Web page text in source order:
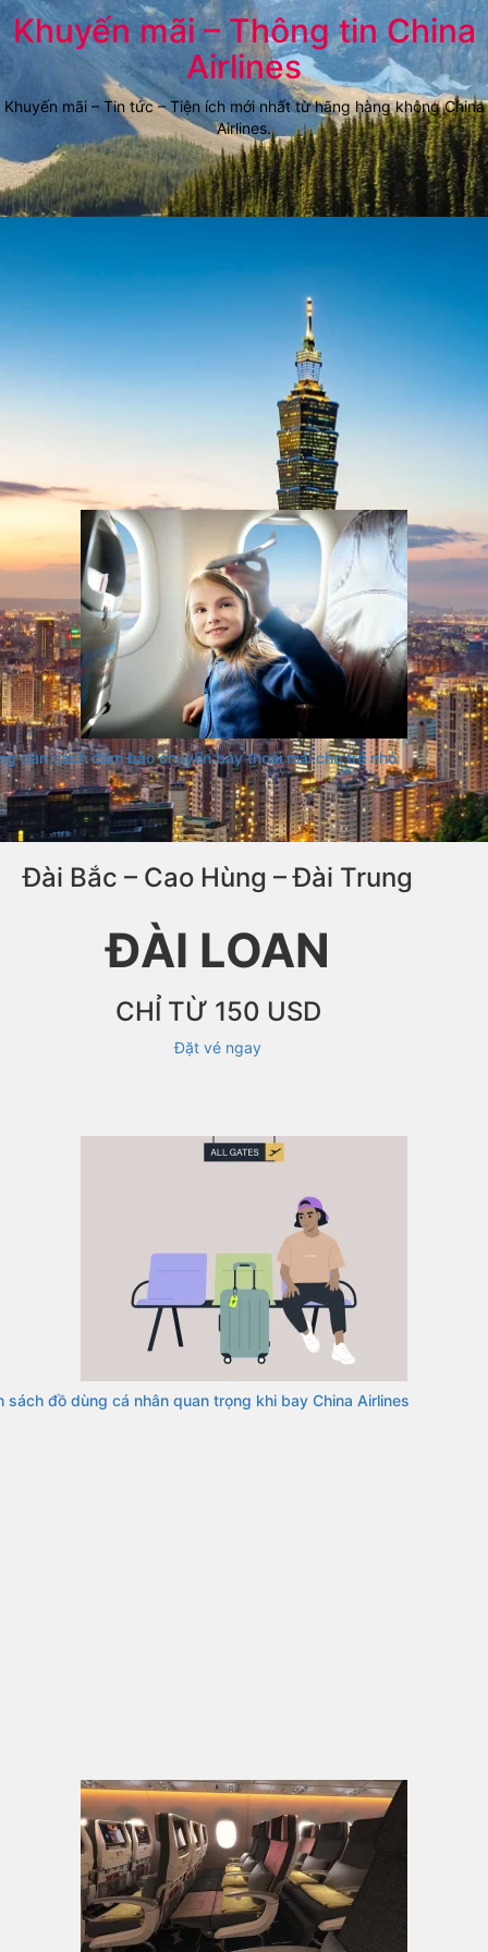
chỉ từ 650 usd
Los Angeles
Toronto – Vancouver – Montreal
CANADA
CHỈ TỪ 850 USD
Đặt vé ngay
Đài Bắc – Cao Hùng – Đài Trung
ĐÀI LOAN
CHỈ TỪ 150 USD
Đặt vé ngay
Khuyến mãi – Thông tin China
Airlines
Khuyến mãi – Tin tức – Tiện ích mới nhất từ hãng hàng không China
Airlines.
dẫn cách đảm bảo chuyến bay thoải mái cho trẻ nhỏ
sách đồ dùng cá nhân quan trọng khi bay China Airlines